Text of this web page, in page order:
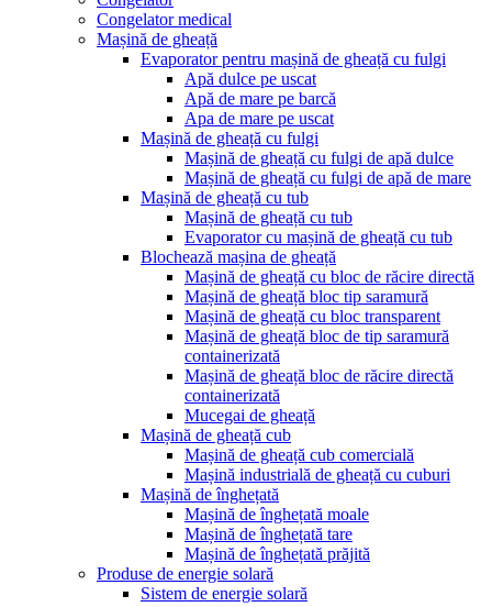
Congelator medical
Mașină de gheață
Evaporator pentru mașină de gheață cu fulgi
Apă dulce pe uscat
Apă de mare pe barcă
Apa de mare pe uscat
Mașină de gheață cu fulgi
Mașină de gheață cu fulgi de apă dulce
Mașină de gheață cu fulgi de apă de mare
Mașină de gheață cu tub
Mașină de gheață cu tub
Evaporator cu mașină de gheață cu tub
Blochează mașina de gheață
Mașină de gheață cu bloc de răcire directă
Mașină de gheață bloc tip saramură
Mașină de gheață cu bloc transparent
Mașină de gheață bloc de tip saramură
containerizată
Mașină de gheață bloc de răcire directă
containerizată
Mucegai de gheață
Mașină de gheață cub
Mașină de gheață cub comercială
Mașină industrială de gheață cu cuburi
Mașină de înghețată
Mașină de înghețată moale
Mașină de înghețată tare
Mașină de înghețată prăjită
Produse de energie solară
Sistem de energie solară